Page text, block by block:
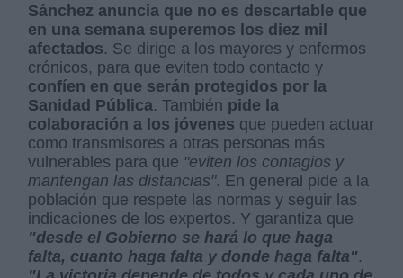
Sánchez anuncia que no es descartable que
en una semana superemos los diez mil
afectados. Se dirige a los mayores y enfermos
crónicos, para que eviten todo contacto y
confíen en que serán protegidos por la
Sanidad Pública. También pide la
colaboración a los jóvenes que pueden actuar
como transmisores a otras personas más
vulnerables para que "eviten los contagios y
mantengan las distancias". En general pide a la
población que respete las normas y seguir las
indicaciones de los expertos. Y garantiza que
"desde el Gobierno se hará lo que haga
falta, cuanto haga falta y donde haga falta".